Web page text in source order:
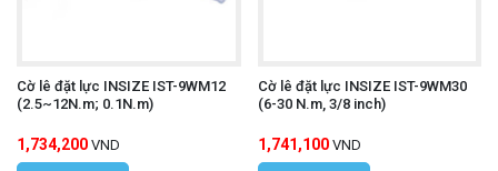
Cờ lê đặt lực INSIZE IST-9WM12
(2.5~12N.m; 0.1N.m)
1,734,200 VND
Cờ lê đặt lực INSIZE IST-9WM30
(6-30 N.m, 3/8 inch)
1,741,100 VND